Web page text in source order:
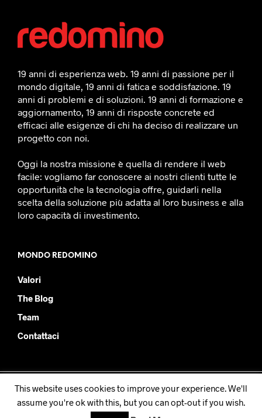
19 anni di esperienza web. 19 anni di passione per il
mondo digitale, 19 anni di fatica e soddisfazione. 19
anni di problemi e di soluzioni. 19 anni di formazione e
aggiornamento, 19 anni di risposte concrete ed
efficaci alle esigenze di chi ha deciso di realizzare un
progetto con noi.
Oggi la nostra missione è quella di rendere il web
facile: vogliamo far conoscere ai nostri clienti tutte le
opportunità che la tecnologia offre, guidarli nella
scelta della soluzione più adatta al loro business e alla
loro capacità di investimento.
MONDO REDOMINO
Valori
The Blog
Team
Contattaci
Redomino SRL - PIVA IT08877930019
This website uses cookies to improve your experience. We'll
assume you're ok with this, but you can opt-out if you wish.